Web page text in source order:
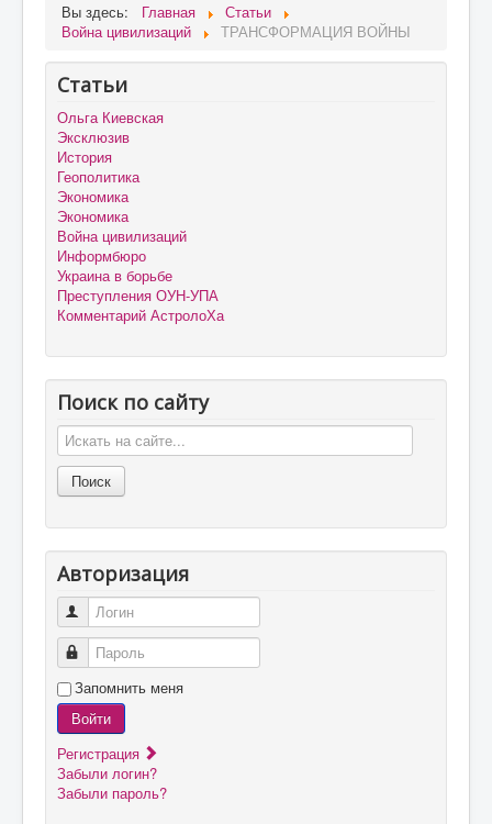
Вы здесь:
Главная
Статьи
Война цивилизаций
ТРАНСФОРМАЦИЯ ВОЙНЫ
Статьи
Ольга Киевская
Эксклюзив
История
Геополитика
Экономика
Экономика
Война цивилизаций
Информбюро
Украина в борьбе
Преступления ОУН-УПА
Комментарий АстролоХа
Поиск по сайту
Авторизация
Логин
Пароль
Запомнить меня
Войти
Регистрация
Забыли логин?
Забыли пароль?